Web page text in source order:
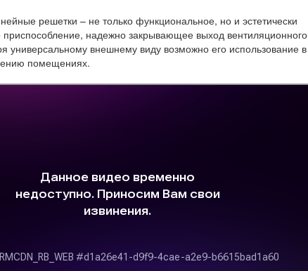
решетки – не только функциональное, но и эстетически
приспособление, надежно закрывающее выход вентиляционного
универсальному внешнему виду возможно его использование в
помещениях.